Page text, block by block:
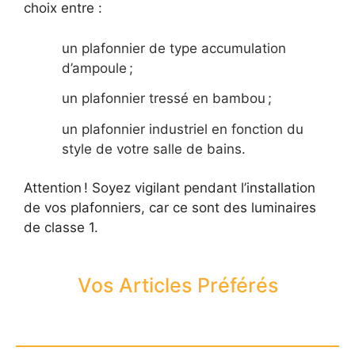
choix entre :
un plafonnier de type accumulation
d’ampoule ;
un plafonnier tressé en bambou ;
un plafonnier industriel en fonction du
style de votre salle de bains.
Attention ! Soyez vigilant pendant l’installation
de vos plafonniers, car ce sont des luminaires
de classe 1.
Vos Articles Préférés